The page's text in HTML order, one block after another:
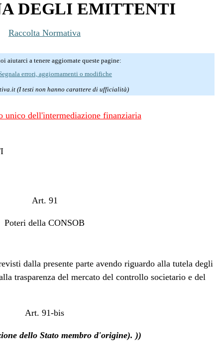
DEGLI EMITTENTI
Raccolta Normativa
aiutarci a tenere aggiornate queste pagine:
errori, aggiornamenti o modifiche
(I testi non hanno carattere di ufficialità)
unico dell'intermediazione finanziaria
Art. 91
Poteri della CONSOB
dalla presente parte avendo riguardo alla tutela degli
trasparenza del mercato del controllo societario e del
Art. 91-bis
dello Stato membro d'origine). ))